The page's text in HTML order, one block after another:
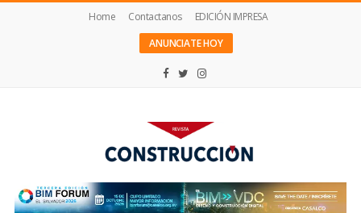
Home Contactanos
EDICIÓN IMPRESA
ANUNCIATE HOY
Construcción